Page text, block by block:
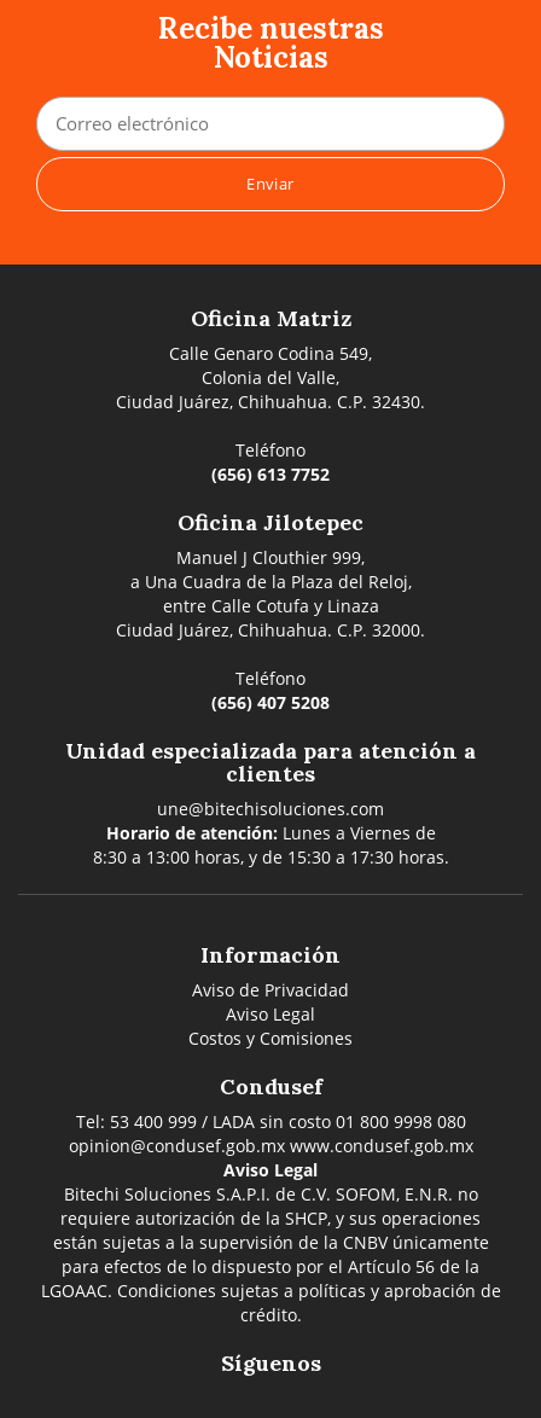
Recibe nuestras
Noticias
Oficina Matriz
Calle Genaro Codina 549,
Colonia del Valle,
Ciudad Juárez, Chihuahua. C.P. 32430.
Teléfono
(656) 613 7752
Oficina Jilotepec
Manuel J Clouthier 999,
a Una Cuadra de la Plaza del Reloj,
entre Calle Cotufa y Linaza
Ciudad Juárez, Chihuahua. C.P. 32000.
Teléfono
(656) 407 5208
Unidad especializada para atención a
clientes
une@bitechisoluciones.com
Horario de atención: Lunes a Viernes de
8:30 a 13:00 horas, y de 15:30 a 17:30 horas.
Información
Aviso de Privacidad
Aviso Legal
Costos y Comisiones
Condusef
Tel: 53 400 999 / LADA sin costo 01 800 9998 080
opinion@condusef.gob.mx www.condusef.gob.mx
Aviso Legal
Bitechi Soluciones S.A.P.I. de C.V. SOFOM, E.N.R. no
requiere autorización de la SHCP, y sus operaciones
están sujetas a la supervisión de la CNBV únicamente
para efectos de lo dispuesto por el Artículo 56 de la
LGOAAC. Condiciones sujetas a políticas y aprobación de
crédito.
Síguenos